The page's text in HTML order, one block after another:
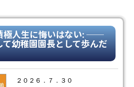
極人生に悔いはない: ──
幼稚園園長として歩んだ
２０２６．７．３０